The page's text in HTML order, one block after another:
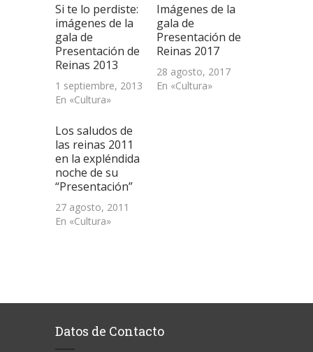
en
una
ventana
nueva)
Si te lo perdiste:
imágenes de la
gala de
Presentación de
Reinas 2013
1 septiembre, 2013
En «Cultura»
Imágenes de la
gala de
Presentación de
Reinas 2017
28 agosto, 2017
En «Cultura»
Los saludos de
las reinas 2011
en la expléndida
noche de su
“Presentación”
27 agosto, 2011
En «Cultura»
Datos de Contacto